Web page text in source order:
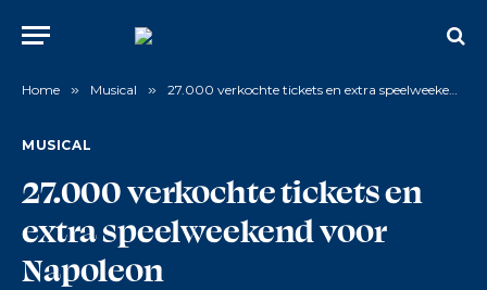
Home » Musical » 27.000 verkochte tickets en extra speelweekend voor Napoleon
MUSICAL
27.000 verkochte tickets en
extra speelweekend voor
Napoleon